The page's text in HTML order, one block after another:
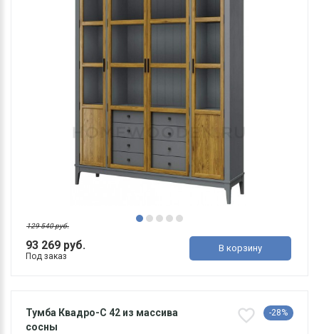
93 269 руб.
129 540 руб.
Под заказ
В корзину
Тумба Квадро-С 42 из массива
сосны
-28%